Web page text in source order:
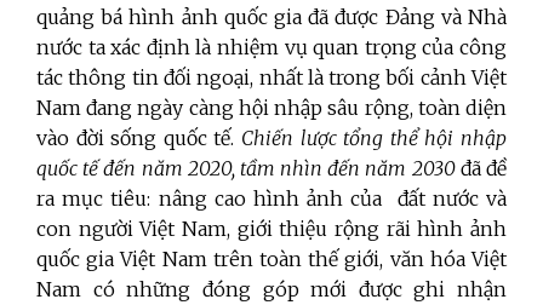
quảng bá hình ảnh quốc gia đã được Đảng và Nhà
nước ta xác định là nhiệm vụ quan trọng của công
tác thông tin đối ngoại, nhất là trong bối cảnh Việt
Nam đang ngày càng hội nhập sâu rộng, toàn diện
vào đời sống quốc tế. Chiến lược tổng thể hội nhập
quốc tế đến năm 2020, tầm nhìn đến năm 2030đã đề
ra mục tiêu: nâng cao hình ảnh của đất nước và
con người Việt Nam, giới thiệu rộng rãi hình ảnh
quốc gia Việt Nam trên toàn thế giới, văn hóa Việt
Nam có những đóng góp mới được ghi nhận